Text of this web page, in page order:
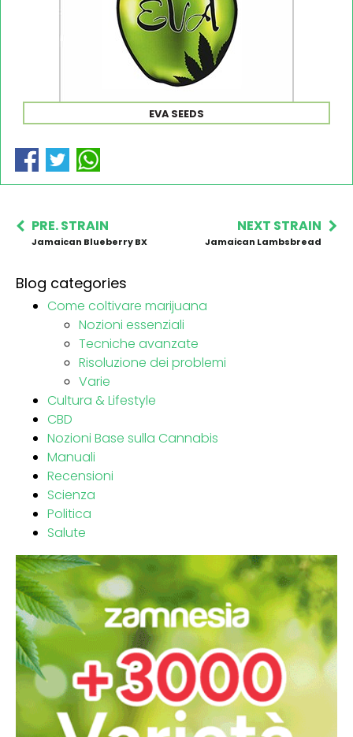
EVA SEEDS
PRE. STRAIN
Jamaican Blueberry BX
NEXT STRAIN
Jamaican Lambsbread
Blog categories
Come coltivare marijuana
Nozioni essenziali
Tecniche avanzate
Risoluzione dei problemi
Varie
Cultura & Lifestyle
CBD
Nozioni Base sulla Cannabis
Manuali
Recensioni
Scienza
Politica
Salute